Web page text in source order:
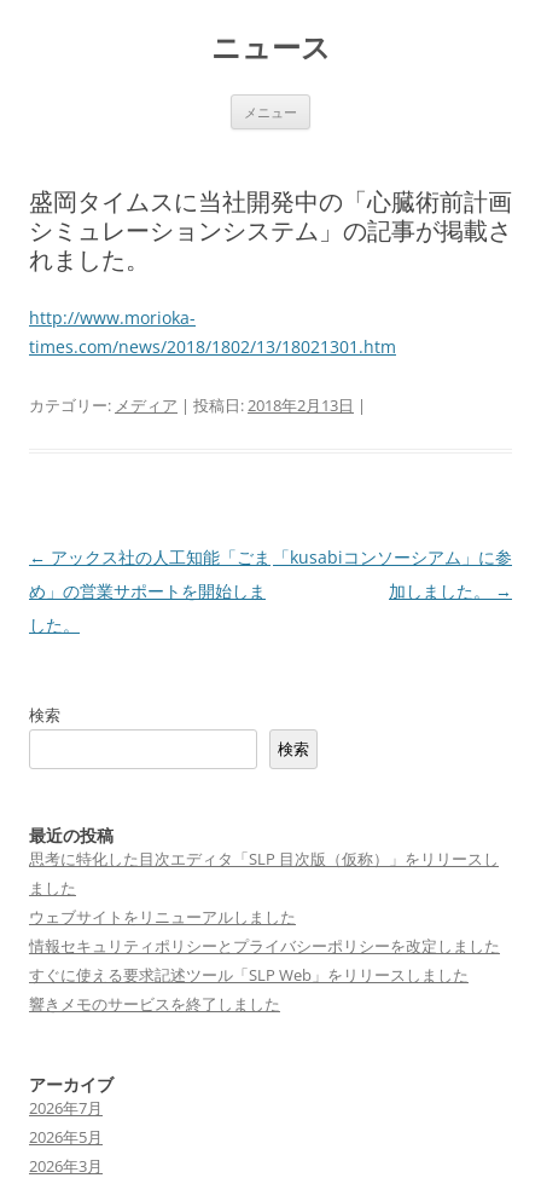
ニュース
メニュー
盛岡タイムスに当社開発中の「心臓術前計画
シミュレーションシステム」の記事が掲載さ
れました。
http://www.morioka-
times.com/news/2018/1802/13/18021301.htm
カテゴリー: メディア | 投稿日:2018年2月13日 |
投
稿
ナ
ー
ン
← アックス社の人工知能「ごま
め」の営業サポートを開始しま
した。
「kusabiコンソーシアム」に参
加しました。
→
検索
検索
最近の投稿
思考に特化した目次エディタ「SLP 目次版（仮称）」をリリースし
ました
ウェブサイトをリニューアルしました
情報セキュリティポリシーとプライバシーポリシーを改定しました
すぐに使える要求記述ツール「SLP Web」をリリースしました
響きメモのサービスを終了しました
アーカイブ
2026年7月
2026年5月
2026年3月